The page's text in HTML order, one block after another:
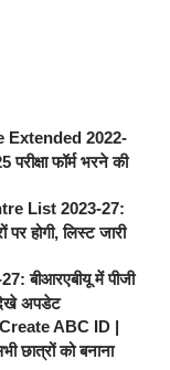
Extended 2022-
फॉर्म भरने की
List 2023-27:
होगी, लिस्ट जारी
बीआरएबीयू में पीजी
देखे अपडेट
ABC ID |
छात्रों को बनाना